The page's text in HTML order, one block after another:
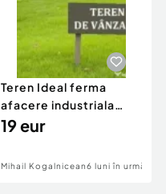
Teren Ideal ferma
afacere industriala
deschidere 71 ml la
19 eur
Mihail Kogalniceanu6 luni în urmă